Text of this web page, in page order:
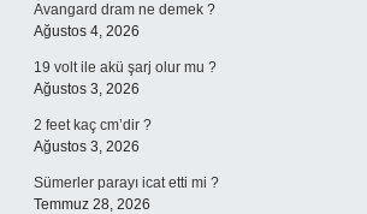
Avangard dram ne demek ?
Ağustos 4, 2026
19 volt ile akü şarj olur mu ?
Ağustos 3, 2026
2 feet kaç cm’dir ?
Ağustos 3, 2026
Sümerler parayı icat etti mi ?
Temmuz 28, 2026